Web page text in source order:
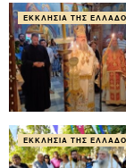
ΕΚΚΛΗΣΊΑ ΤΗΣ
ΕΚΚΛΗΣΊΑ ΤΗΣ